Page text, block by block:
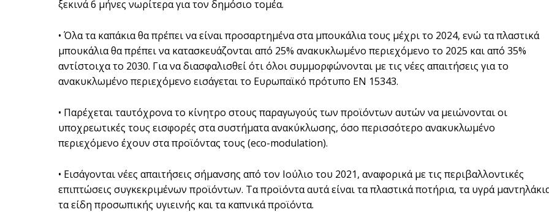
ξεκινά 6 μήνες νωρίτερα για τον δημόσιο τομέα.
• Όλα τα καπάκια θα πρέπει να είναι προσαρτημένα στα μπουκάλια τους μέχρι το 2024, ενώ τα πλαστικά
μπουκάλια θα πρέπει να κατασκευάζονται από 25% ανακυκλωμένο περιεχόμενο το 2025 και από 35%
αντίστοιχα το 2030. Για να διασφαλισθεί ότι όλοι συμμορφώνονται με τις νέες απαιτήσεις για το
ανακυκλωμένο περιεχόμενο εισάγεται το Ευρωπαϊκό πρότυπο ΕΝ 15343.
• Παρέχεται ταυτόχρονα το κίνητρο στους παραγωγούς των προϊόντων αυτών να μειώνονται οι
υποχρεωτικές τους εισφορές στα συστήματα ανακύκλωσης, όσο περισσότερο ανακυκλωμένο
περιεχόμενο έχουν στα προϊόντας τους (eco-modulation).
• Εισάγονται νέες απαιτήσεις σήμανσης από τον Ιούλιο του 2021, αναφορικά με τις περιβαλλοντικές
επιπτώσεις συγκεκριμένων προϊόντων. Τα προϊόντα αυτά είναι τα πλαστικά ποτήρια, τα υγρά
τα είδη προσωπικής υγιεινής και τα καπνικά προϊόντα.